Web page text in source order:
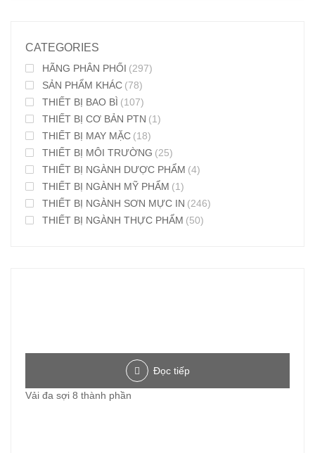
CATEGORIES
HÃNG PHÂN PHỐI (297)
SẢN PHẨM KHÁC (78)
THIẾT BỊ BAO BÌ (107)
THIẾT BỊ CƠ BẢN PTN (1)
THIẾT BỊ MAY MẶC (18)
THIẾT BỊ MÔI TRƯỜNG (25)
THIẾT BỊ NGÀNH DƯỢC PHẨM (4)
THIẾT BỊ NGÀNH MỸ PHẨM (1)
THIẾT BỊ NGÀNH SƠN MỰC IN (246)
THIẾT BỊ NGÀNH THỰC PHẨM (50)
Đọc tiếp
Vải đa sợi 8 thành phần